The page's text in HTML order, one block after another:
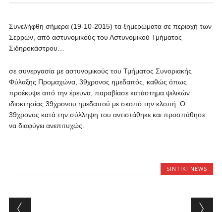
Συνελήφθη σήμερα (19-10-2015) τα ξημερώματα σε περιοχή των
Σερρών, από αστυνομικούς του Αστυνομικού Τμήματος
Σιδηροκάστρου…
σε συνεργασία με αστυνομικούς του Τμήματος Συνοριακής
Φύλαξης Προμαχώνα, 39χρονος ημεδαπός, καθώς όπως
προέκυψε από την έρευνα, παραβίασε κατάστημα ψιλικών
ιδιοκτησίας 39χρονου ημεδαπού με σκοπό την κλοπή. Ο
39χρονος κατά την σύλληψη του αντιστάθηκε και προσπάθησε
να διαφύγει ανεπιτυχώς.
SINTIKI NEWS
Post navigation